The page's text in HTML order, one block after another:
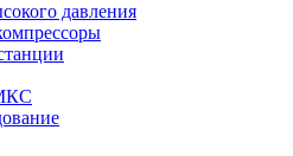
давления